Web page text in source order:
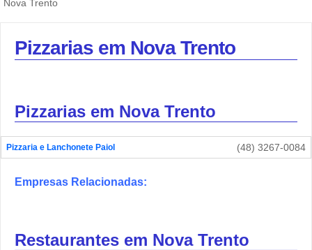
Nova Trento
Pizzarias em Nova Trento
Pizzarias em Nova Trento
Pizzaria e Lanchonete Paiol (48) 3267-0084
Empresas Relacionadas:
Restaurantes em Nova Trento